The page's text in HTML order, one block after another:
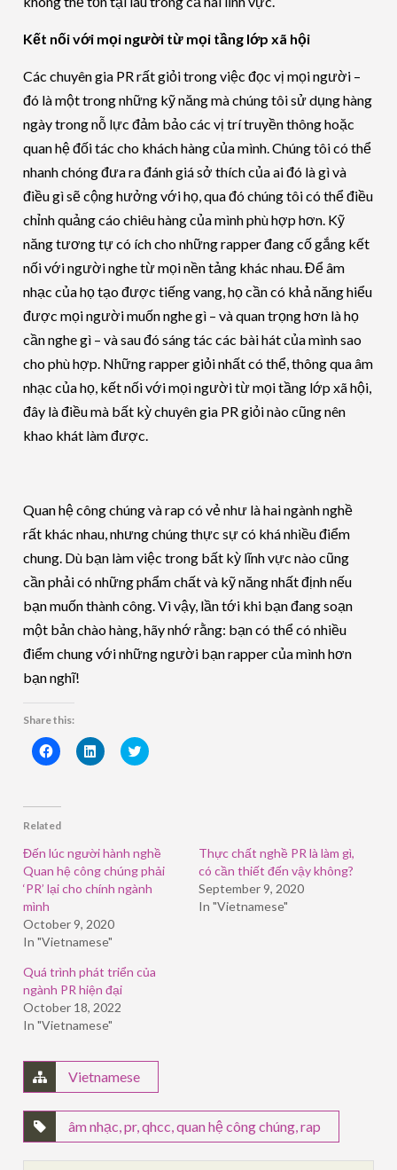
Kết nối với mọi người từ mọi tầng lớp xã hội
Các chuyên gia PR rất giỏi trong việc đọc vị mọi người –
đó là một trong những kỹ năng mà chúng tôi sử dụng hàng
ngày trong nỗ lực đảm bảo các vị trí truyền thông hoặc
quan hệ đối tác cho khách hàng của mình. Chúng tôi có thể
nhanh chóng đưa ra đánh giá sở thích của ai đó là gì và
điều gì sẽ cộng hưởng với họ, qua đó chúng tôi có thể điều
chỉnh quảng cáo chiêu hàng của mình phù hợp hơn. Kỹ
năng tương tự có ích cho những rapper đang cố gắng kết
nối với người nghe từ mọi nền tảng khác nhau. Để âm
nhạc của họ tạo được tiếng vang, họ cần có khả năng hiểu
được mọi người muốn nghe gì – và quan trọng hơn là họ
cần nghe gì – và sau đó sáng tác các bài hát của mình sao
cho phù hợp. Những rapper giỏi nhất có thể, thông qua âm
nhạc của họ, kết nối với mọi người từ mọi tầng lớp xã hội,
đây là điều mà bất kỳ chuyên gia PR giỏi nào cũng nên
khao khát làm được.
Quan hệ công chúng và rap có vẻ như là hai ngành nghề
rất khác nhau, nhưng chúng thực sự có khá nhiều điểm
chung. Dù bạn làm việc trong bất kỳ lĩnh vực nào cũng
cần phải có những phẩm chất và kỹ năng nhất định nếu
bạn muốn thành công. Vì vậy, lần tới khi bạn đang soạn
một bản chào hàng, hãy nhớ rằng: bạn có thể có nhiều
điểm chung với những người bạn rapper của mình hơn
bạn nghĩ!
Share this:
Click
to
(Opens
new
Click
to
Click
to
Related
Đến lúc người hành nghề
Quan hệ công chúng phải
‘PR’ lại cho chính ngành
mình
October 9, 2020
In "Vietnamese"
Thực chất nghề PR là làm gì,
có cần thiết đến vậy không?
September 9, 2020
In "Vietnamese"
Quá trình phát triển của
ngành PR hiện đại
October 18, 2022
In "Vietnamese"
Vietnamese
âm nhạc ,pr,qhcc ,quan hệ công chúng ,rap